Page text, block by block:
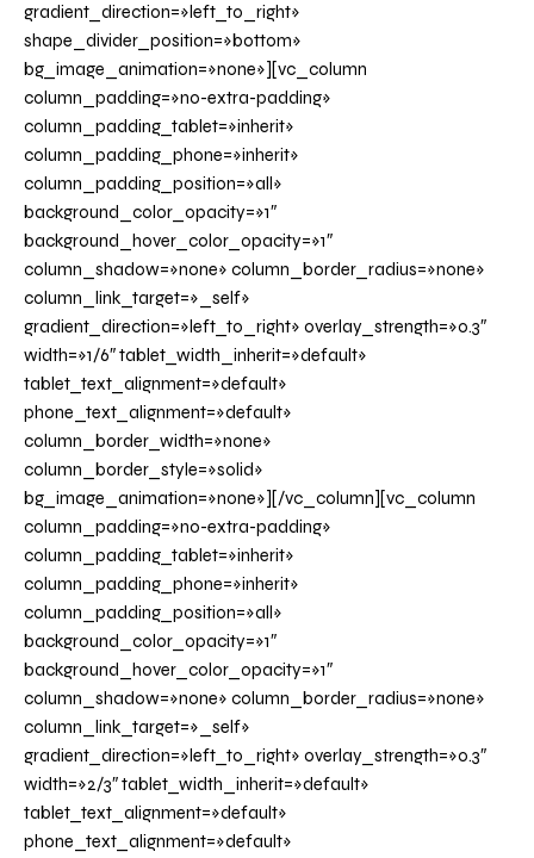
gradient_direction=»left_to_right»
shape_divider_position=»bottom»
bg_image_animation=»none»][vc_column
column_padding=»no-extra-padding»
column_padding_tablet=»inherit»
column_padding_phone=»inherit»
column_padding_position=»all»
background_color_opacity=»1″
background_hover_color_opacity=»1″
column_shadow=»none» column_border_radius=»none»
column_link_target=»_self»
gradient_direction=»left_to_right» overlay_strength=»0.3″
width=»1/6″ tablet_width_inherit=»default»
tablet_text_alignment=»default»
phone_text_alignment=»default»
column_border_width=»none»
column_border_style=»solid»
bg_image_animation=»none»][/vc_column][vc_column
column_padding=»no-extra-padding»
column_padding_tablet=»inherit»
column_padding_phone=»inherit»
column_padding_position=»all»
background_color_opacity=»1″
background_hover_color_opacity=»1″
column_shadow=»none» column_border_radius=»none»
column_link_target=»_self»
gradient_direction=»left_to_right» overlay_strength=»0.3″
width=»2/3″ tablet_width_inherit=»default»
tablet_text_alignment=»default»
phone_text_alignment=»default»